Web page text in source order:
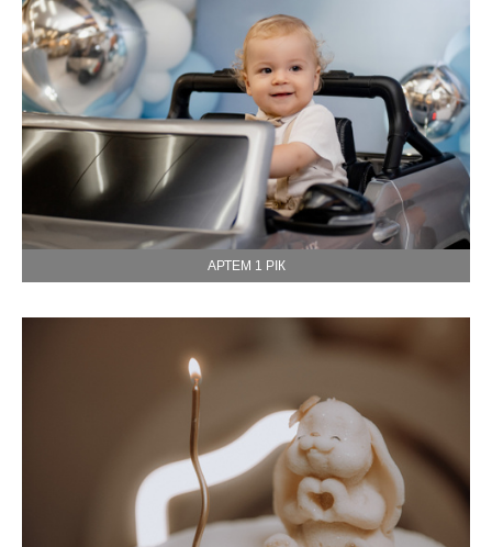
АРТЕМ 1 РІК